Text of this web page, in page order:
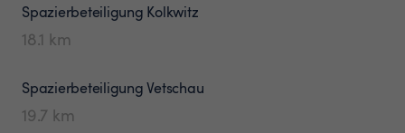
Spazierbeteiligung Kolkwitz
18.1 km
SpazierbeteiligungVetschau
19.7 km